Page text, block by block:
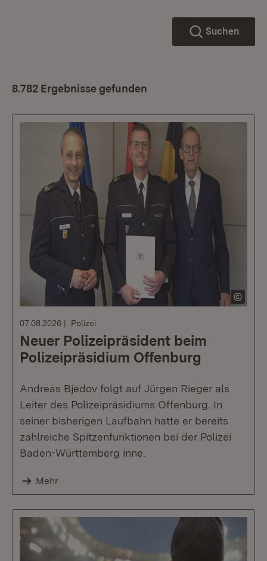
Suchen
8.782 Ergebnisse gefunden
07.08.2026 Polizei
Neuer Polizeipräsident beim
Polizeipräsidium Offenburg
Andreas Bjedov folgt auf Jürgen Rieger als
Leiter des Polizeipräsidiums Offenburg. In
seiner bisherigen Laufbahn hatte er bereits
zahlreiche Spitzenfunktionen bei der Polizei
Baden-Württemberg inne.
Mehr